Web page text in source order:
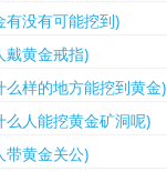
有没有可能挖到)
戴黄金戒指)
样的地方能挖到黄金)
人能挖黄金矿洞呢)
带黄金关公)